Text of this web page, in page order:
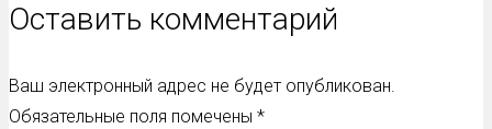
Оставить комментарий
Ваш электронный адрес не будет опубликован.
Обязательные поля помечены *